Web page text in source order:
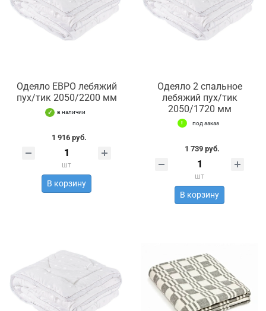
Одеяло ЕВРО лебяжий
пух/тик 2050/2200 мм
в наличии
1 916 руб.
шт
В корзину
Одеяло 2 спальное
лебяжий пух/тик
2050/1720 мм
под заказ
1 739 руб.
шт
В корзину